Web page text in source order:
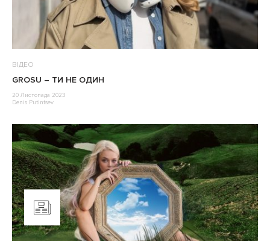
ВІДЕО
GROSU – ТИ НЕ ОДИН
20 Листопада 2023
Denis Putintsev